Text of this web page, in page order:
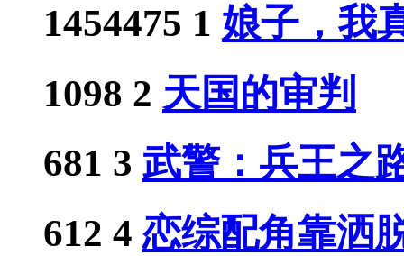
1454475 1 娘子，我
1098 2 天国的审判
681 3 武警：兵王之
612 4 恋综配角靠洒